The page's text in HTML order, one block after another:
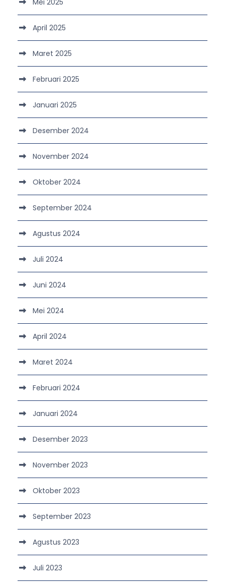
April 2025
Maret 2025
Februari 2025
Januari 2025
Desember 2024
November 2024
Oktober 2024
September 2024
Agustus 2024
Juli 2024
Juni 2024
Mei 2024
April 2024
Maret 2024
Februari 2024
Januari 2024
Desember 2023
November 2023
Oktober 2023
September 2023
Agustus 2023
Juli 2023